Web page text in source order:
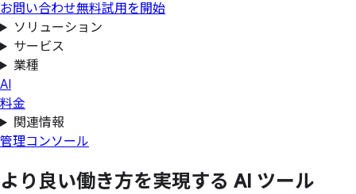
お問い合わせ無料試用を開始
ソリューション
サービス
業種
AI
料金
関連情報
管理コンソール
より良い働き方を実現する AI ツール